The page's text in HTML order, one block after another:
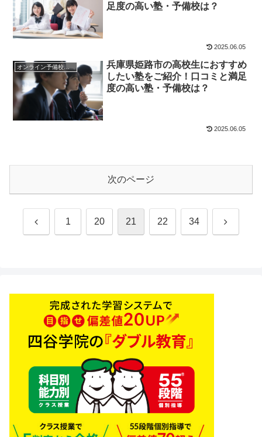
足度の高い塾・予備校は？
2025.06.05
オンライン予備校・塾の活用法
兵庫県姫路市の高校生におすすめ
したい塾をご紹介！口コミと満足
度の高い塾・予備校は？
2025.06.05
次のページ
前 1 20 21 22 34 次